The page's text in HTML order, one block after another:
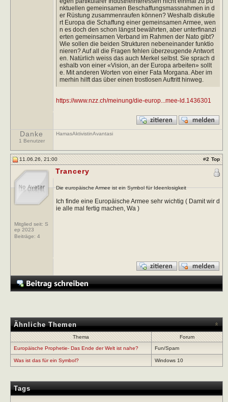
nktuellen gemeinsamen Beschaffungsmassnahmen in d
er Rüstung zusammenraufen können? Weshalb diskutie
rt Europa die Schaffung einer gemeinsamen Armee, wen
n es doch den schon längst bewährten, aber unterfinanzi
erten gemeinsamen Verband im Rahmen der Nato gibt?
Wie sollen die beiden Strukturen nebeneinander funktio
nieren? Auf all die Fragen fehlen überzeugende Antwort
en. Natürlich weiss das auch Merkel selbst. Sie sprach d
eshalb von einer «Vision, an der Europa arbeiten» sollt
e. Mit anderen Worten von einer Fata Morgana. Aber im
merhin hilft das über einen trostlosen Auftritt hinweg.
https://www.nzz.ch/meinung/die-europ...mee-ld.1436301
Danke
1 Benutzer
HamasAktivistinAvantasi
11.06.26, 21:00 #2 Top
Mitglied seit: S
ep 2023
Beiträge: 4
Trancery
Die europäische Armee ist ein Symbol für Ideenlosigkeit
Ich finde eine Europäische Armee sehr wichtig ( Damit wir d
ie alle mal fertig machen, Wa )
Ähnliche Themen
Thema
Forum
Europäische Prophetie- Das Ende der Welt ist nahe?
Fun/Spam
Was ist das für ein Symbol? Windows 10
Tags